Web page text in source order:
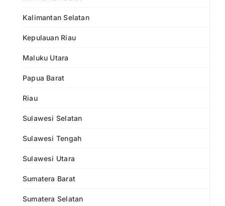
Kalimantan Selatan
Kepulauan Riau
Maluku Utara
Papua Barat
Riau
Sulawesi Selatan
Sulawesi Tengah
Sulawesi Utara
Sumatera Barat
Sumatera Selatan